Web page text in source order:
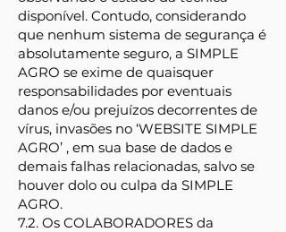
disponível. Contudo, considerando
que nenhum sistema de segurança é
absolutamente seguro, a SIMPLE
AGRO se exime de quaisquer
responsabilidades por eventuais
danos e/ou prejuízos decorrentes de
vírus, invasões no ‘WEBSITE SIMPLE
AGRO’ , em sua base de dados e
demais falhas relacionadas, salvo se
houver dolo ou culpa da SIMPLE
AGRO.
7.2. Os COLABORADORES da